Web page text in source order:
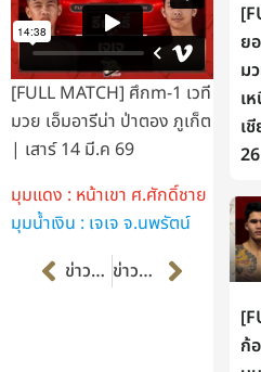
[FULL MATCH] ศึกm-1 เวที
มวย เอ็มอารีน่า ป่าตอง ภูเก็ต
| เสาร์ 14 มี.ค 69
มุมแดง : หน้าเขา ศ.ศักดิ์ชาย
มุมน้ำเงิน : เจเจ จ.นพรัตน์
Prevข่าวก่อนหน้า ข่าวต่อไป Next
ย
ม
เ
เ
ก้